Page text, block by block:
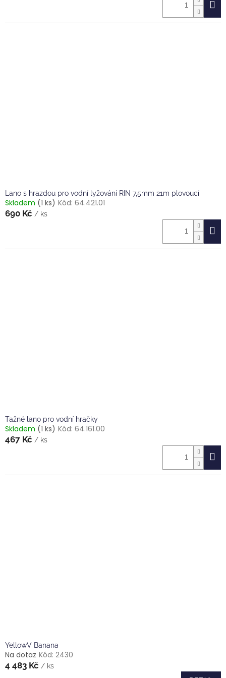
Lano s hrazdou pro vodní lyžování RIN 7,5mm 21m plovoucí
Skladem (1 ks) Kód: 64.421.01
690 Kč / ks
Tažné lano pro vodní hračky
Skladem (1 ks) Kód: 64.161.00
467 Kč / ks
YellowV Banana
Na dotaz Kód: 2430
4 483 Kč / ks